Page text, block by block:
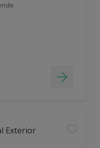
Exterior